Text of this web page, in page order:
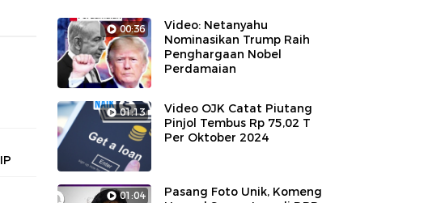
00:36
Video: Netanyahu
Nominasikan Trump Raih
Penghargaan Nobel
Perdamaian
01:13
Video OJK Catat Piutang
Pinjol Tembus Rp 75,02 T
Per Oktober 2024
01:04
Pasang Foto Unik, Komeng